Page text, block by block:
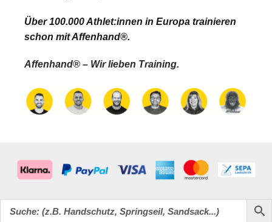
Über 100.000 Athlet:innen in Europa trainieren
schon mit Affenhand®.
Affenhand® – Wir lieben Training.